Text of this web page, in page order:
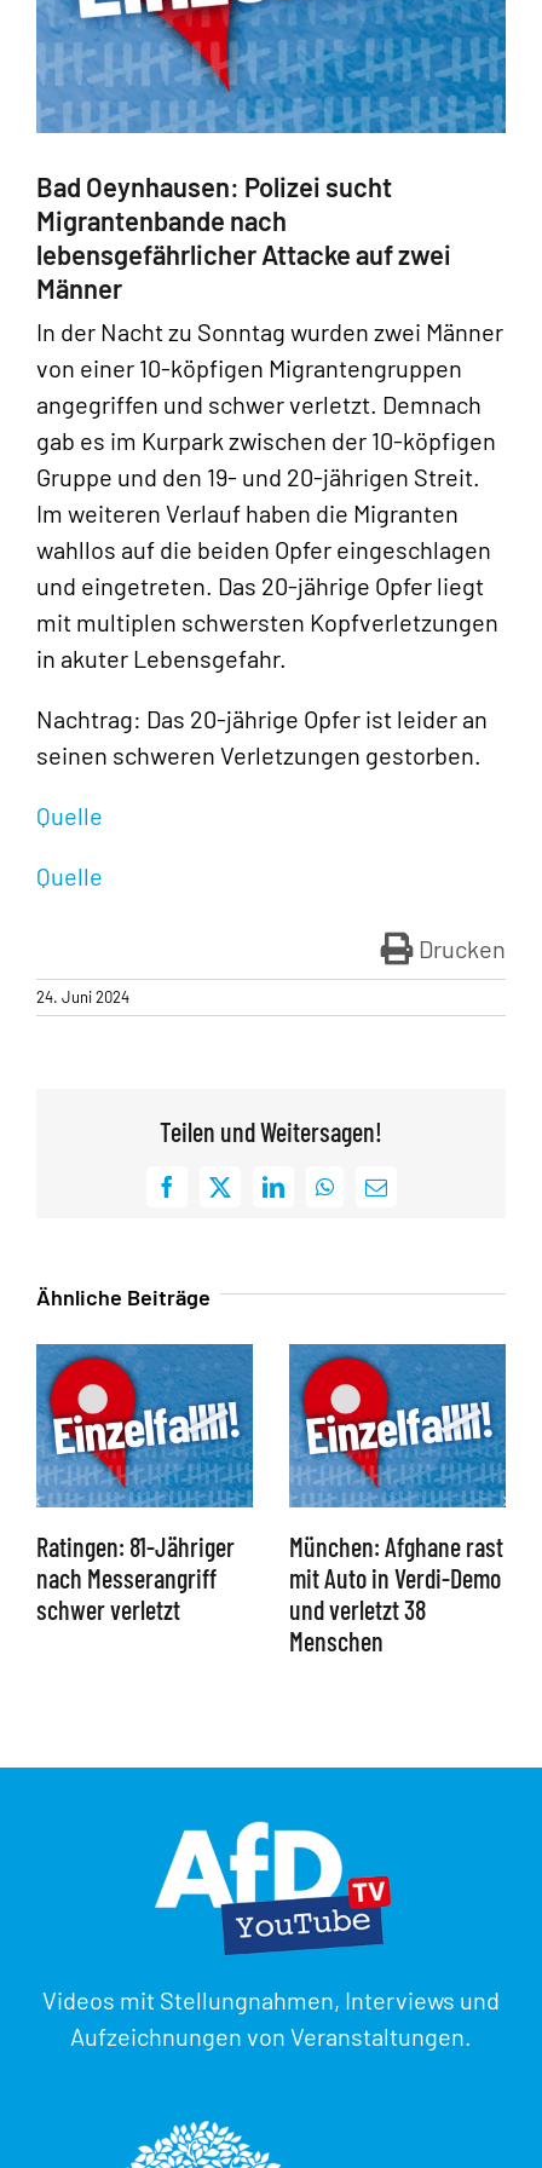
Bad Oeynhausen: Polizei sucht
Migrantenbande nach
lebensgefährlicher Attacke auf zwei
Männer
In der Nacht zu Sonntag wurden zwei Männer
von einer 10-köpfigen Migrantengruppen
angegriffen und schwer verletzt. Demnach
gab es im Kurpark zwischen der 10-köpfigen
Gruppe und den 19- und 20-jährigen Streit.
Im weiteren Verlauf haben die Migranten
wahllos auf die beiden Opfer eingeschlagen
und eingetreten. Das 20-jährige Opfer liegt
mit multiplen schwersten Kopfverletzungen
in akuter Lebensgefahr.
Nachtrag: Das 20-jährige Opfer ist leider an
seinen schweren Verletzungen gestorben.
Quelle
Quelle
Drucken
24. Juni 2024
Teilen und Weitersagen!
Facebook
X LinkedInWhatsApp
E-
Ähnliche Beiträge
Ratingen: 81-Jähriger
nach Messerangriff
schwer verletzt
München: Afghane rast
mit Auto in Verdi-Demo
und verletzt 38
Menschen
Videos mit Stellungnahmen, Interviews und
Aufzeichnungen von Veranstaltungen.